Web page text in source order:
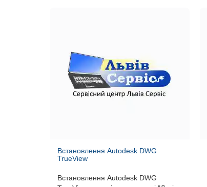
Встановлення Autodesk DWG
TrueView
Встановлення Autodesk DWG